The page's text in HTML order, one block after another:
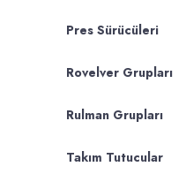
Pres Sürücüleri
Rovelver Grupları
Rulman Grupları
Takım Tutucular